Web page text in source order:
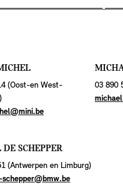
(Oost-en West-
03 890
SCHEPPER
(Antwerpen en Limburg)
schepper@bmw.be